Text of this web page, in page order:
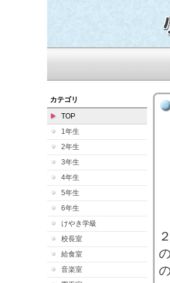
カテゴリ
TOP
1年生
2年生
3年生
4年生
5年生
6年生
けやき学級
校長室
給食室
音楽室